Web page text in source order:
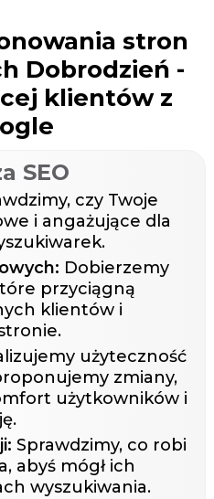
stron
Dobrodzień -
klientów z
SEO
czy Twoje
i angażujące dla
Dobierzemy
przyciągną
klientów i
użyteczność
zmiany,
użytkowników i
Sprawdzimy, co robi
abyś mógł ich
wyszukiwania.